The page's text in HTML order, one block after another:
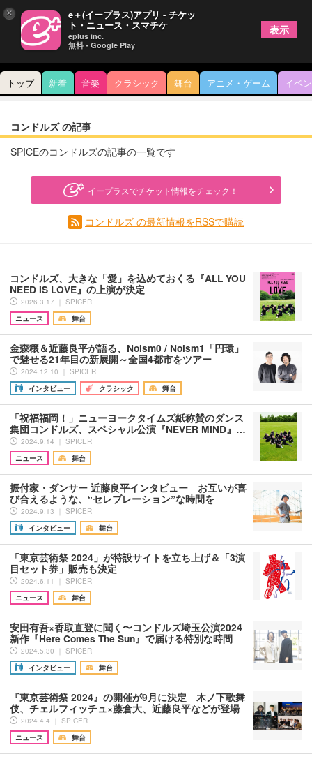
トップ 新着 音楽 クラシック 舞台 アニメ・ゲーム イベ
コンドルズ の記事
SPICEのコンドルズの記事の一覧です
イープラスでチケット情報をチェック！
コンドルズ の最新情報をRSSで購読
コンドルズ、大きな「愛」を込めておくる『ALL YOU
NEED IS LOVE』の上演が決定
2026.3.17 ｜ SPICER
ニュース
舞台
金森穣＆近藤良平が語る、Noism0 / Noism1「円環」
で魅せる21年目の新展開～全国4都市をツアー
2024.12.10 ｜ SPICER
インタビュー
クラシック 舞台
「祝福福岡！」ニューヨークタイムズ紙称賛のダンス
集団コンドルズ、スペシャル公演『NEVER MIND』…
2024.9.14 ｜ SPICER
ニュース
舞台
振付家・ダンサー 近藤良平インタビュー お互いが喜
び合えるような、“セレブレーション”な時間を
2024.9.13 ｜ SPICER
インタビュー
舞台
「東京芸術祭 2024」が特設サイトを立ち上げ＆「3演
目セット券」販売も決定
2024.6.11 ｜ SPICER
ニュース
舞台
安田有吾×香取直登に聞く〜コンドルズ埼玉公演2024
新作『Here Comes The Sun』で届ける特別な時間
2024.5.30 ｜ SPICER
インタビュー
舞台
『東京芸術祭 2024』の開催が9月に決定 木ノ下歌舞
伎、チェルフィッチュ×藤倉大、近藤良平などが登場
2024.4.4 ｜ SPICER
ニュース
舞台
× e＋(イープラス)アプリ - チケッ
ト・ニュース・スマチケ
eplus inc.
無料 - Google Play
表示